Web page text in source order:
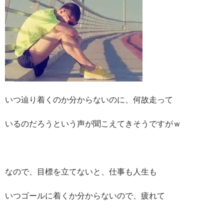
いつ辿り着くのか分からないのに、何故走って
いるのだろうという声が聞こえてきそうですがｗ
なので、目標を立てないと、仕事も人生も
いつゴールに着くか分からないので、疲れて